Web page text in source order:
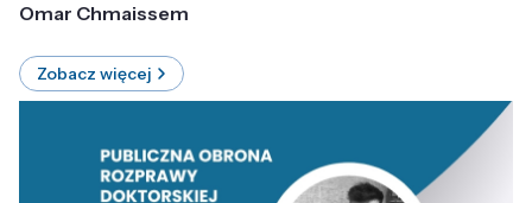
Omar Chmaissem
Zobacz więcej